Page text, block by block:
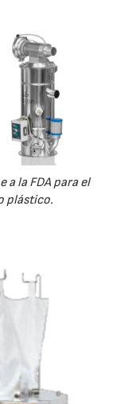
la FDA para el
plástico.